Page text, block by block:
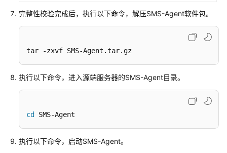
或
有
云
主
机
移
为
完整性校验完成后，执行以下命令，解压SMS-Agent软件包。
tar -zxvf SMS-Agent.tar.gz
执行以下命令，进入源端服务器的SMS-Agent目录。
cd SMS-Agent
执行以下命令，启动SMS-Agent。